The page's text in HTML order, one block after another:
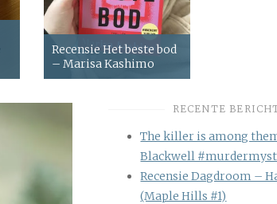
Recensie Het beste bod
– Marisa Kashimo
RECENTE
The killer is among
Blackwell
Recensie Dagdroom –
(Maple Hills #1)